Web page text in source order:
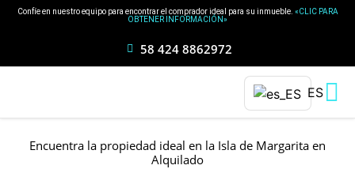
Confíe en nuestro equipo para encontrar el comprador ideal para su inmueble. «CLIC PARA
OBTENER INFORMACIÓN»
58 424 8862972
ES
Encuentra la propiedad ideal en la Isla de Margarita en
Alquilado